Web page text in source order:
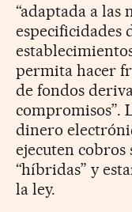
“adaptada a
especificidades
permita hacer
de fondos
compromisos”.
dinero
ejecuten cobros
“híbridas” y
la ley.